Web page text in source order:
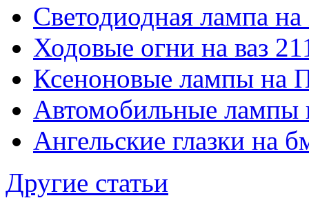
Светодиодная лампа
Ходовые огни на ваз
Ксеноновые лампы на
Автомобильные лампы
Ангельские глазки на
Другие статьи